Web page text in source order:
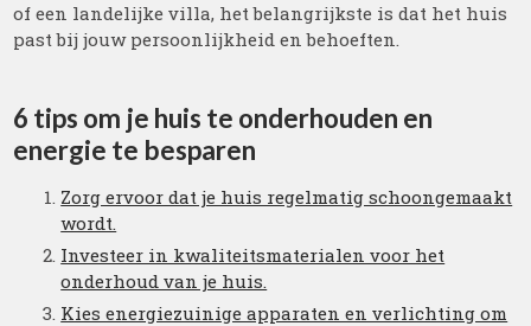
of een landelijke villa, het belangrijkste is dat het huis
past bij jouw persoonlijkheid en behoeften.
6 tips om je huis te onderhouden en
energie te besparen
Zorg ervoor dat je huis regelmatig schoongemaakt
wordt.
Investeer in kwaliteitsmaterialen voor het
onderhoud van je huis.
Kies energiezuinige apparaten en verlichting om